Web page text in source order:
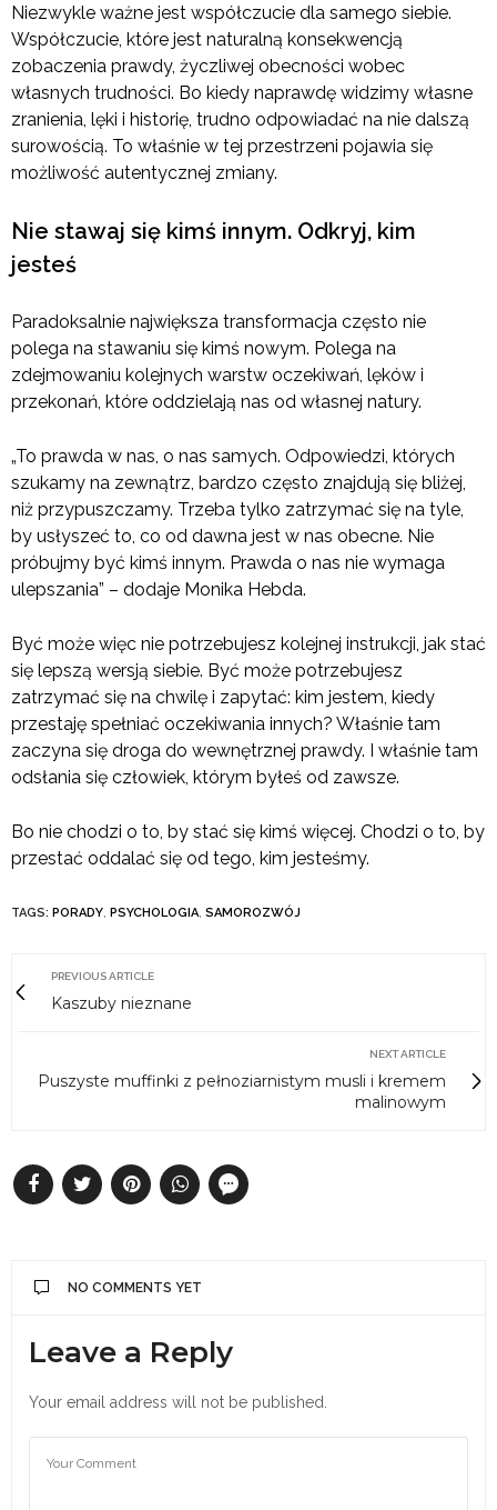
Niezwykle ważne jest współczucie dla samego siebie.
Współczucie, które jest naturalną konsekwencją
zobaczenia prawdy, życzliwej obecności wobec
własnych trudności. Bo kiedy naprawdę widzimy własne
zranienia, lęki i historię, trudno odpowiadać na nie dalszą
surowością. To właśnie w tej przestrzeni pojawia się
możliwość autentycznej zmiany.
Nie stawaj się kimś innym. Odkryj, kim
jesteś
Paradoksalnie największa transformacja często nie
polega na stawaniu się kimś nowym. Polega na
zdejmowaniu kolejnych warstw oczekiwań, lęków i
przekonań, które oddzielają nas od własnej natury.
„To prawda w nas, o nas samych. Odpowiedzi, których
szukamy na zewnątrz, bardzo często znajdują się bliżej,
niż przypuszczamy. Trzeba tylko zatrzymać się na tyle,
by usłyszeć to, co od dawna jest w nas obecne. Nie
próbujmy być kimś innym. Prawda o nas nie wymaga
ulepszania” – dodaje Monika Hebda.
Być może więc nie potrzebujesz kolejnej instrukcji, jak stać
się lepszą wersją siebie. Być może potrzebujesz
zatrzymać się na chwilę i zapytać: kim jestem, kiedy
przestaję spełniać oczekiwania innych? Właśnie tam
zaczyna się droga do wewnętrznej prawdy. I właśnie tam
odsłania się człowiek, którym byłeś od zawsze.
Bo nie chodzi o to, by stać się kimś więcej. Chodzi o to, by
przestać oddalać się od tego, kim jesteśmy.
TAGS: PORADY, PSYCHOLOGIA, SAMOROZWÓJ
PREVIOUS ARTICLE
Kaszuby nieznane
NEXT ARTICLE
Puszyste muffinki z pełnoziarnistym musli i kremem
malinowym
NO COMMENTS YET
Leave a Reply
Your email address will not be published.